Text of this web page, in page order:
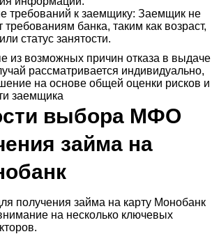
требований к заемщику: Заемщик не
требованиям банка, таким как возраст,
статус занятости.
из возможных причин отказа в выдаче
рассматривается индивидуально,
на основе общей оценки рисков и
заемщика
выбора МФО
займа на
получения займа на карту Монобанк
на несколько ключевых